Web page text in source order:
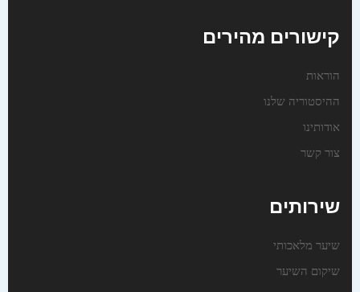
קישורים מהירים
הוראות
ההיסטוריה שלנו
אודותינו
צור קשר
שירותים
שיער מלאכותי
שיקום השיער